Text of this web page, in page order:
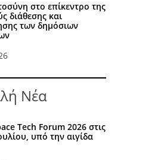
στο επίκεντρο της
διάθεσης και
των δημόσιων
Νέα
Tech Forum 2026 στις
υπό την αιγίδα